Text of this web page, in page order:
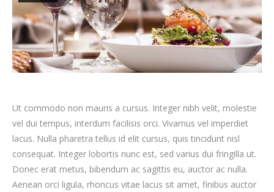
Ut commodo non mauris a cursus. Integer nibh velit, molestie
vel dui tempus, interdum facilisis orci. Vivamus vel imperdiet
lacus. Nulla pharetra tellus id elit cursus, quis tincidunt nisl
consequat. Integer lobortis nunc est, sed varius dui fringilla ut.
Donec erat metus, bibendum ac sagittis eu, auctor ac nulla.
Aenean orci ligula, rhoncus vitae lacus sit amet, finibus auctor